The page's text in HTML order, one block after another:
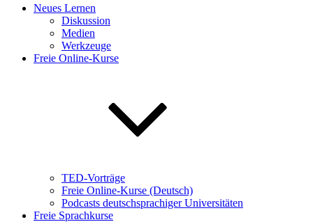
Neues Lernen
Diskussion
Medien
Werkzeuge
Freie Online-Kurse
TED-Vorträge
Freie Online-Kurse (Deutsch)
Podcasts deutschsprachiger Universitäten
Freie Sprachkurse